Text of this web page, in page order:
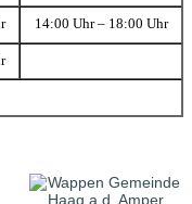
14:00 Uhr – 18:00 Uhr